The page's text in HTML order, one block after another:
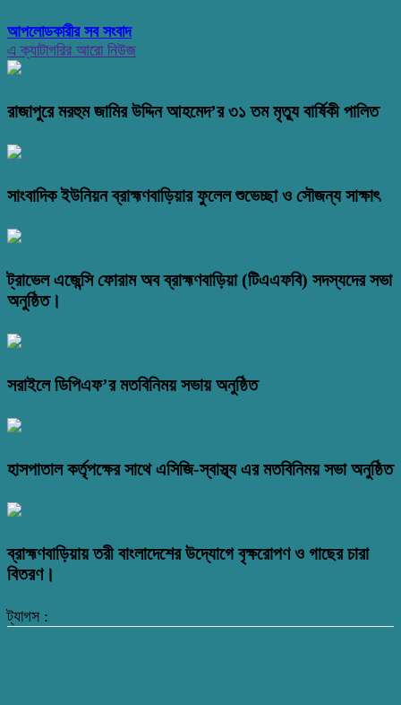
আপলোডকারীর সব সংবাদ
এ ক্যাটাগরির আরো নিউজ
রাজাপুরে মরহুম জামির উদ্দিন আহমেদ’র ৩১ তম মৃত্যু বার্ষিকী পালিত
সাংবাদিক ইউনিয়ন ব্রাহ্মণবাড়িয়ার ফুলেল শুভেচ্ছা ও সৌজন্য সাক্ষাৎ
ট্রাভেল এজেন্সি ফোরাম অব ব্রাহ্মণবাড়িয়া (টিএএফবি) সদস্যদের সভা
অনুষ্ঠিত।
সরাইলে ডিপিএফ’র মতবিনিময় সভায় অনুষ্ঠিত
হাসপাতাল কর্তৃপক্ষের সাথে এসিজি-স্বাস্থ্য এর মতবিনিময় সভা অনুষ্ঠিত
ব্রাহ্মণবাড়িয়ায় তরী বাংলাদেশের উদ্যোগে বৃক্ষরোপণ ও গাছের চারা
বিতরণ।
ট্যাগস :